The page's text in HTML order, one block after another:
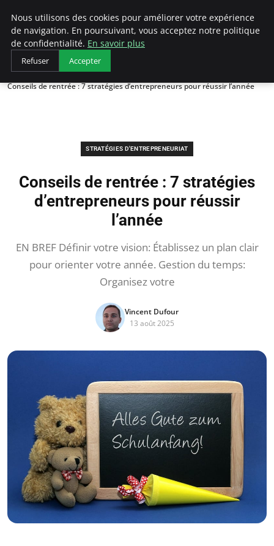
LECFCM
Accueil
Stratégies d'entrepreneuriat
Conseils de rentrée : 7 stratégies d’entrepreneurs pour réussir l’année
STRATÉGIES D'ENTREPRENEURIAT
Conseils de rentrée : 7 stratégies
d’entrepreneurs pour réussir
l’année
EN BREF Définir votre vision: Établissez un plan clair
pour orienter votre année. Gestion du temps:
Organisez votre
Vincent Dufour
13 août 2025
Nous utilisons des cookies pour améliorer votre expérience
de navigation. En poursuivant, vous acceptez notre politique
de confidentialité. En savoir plus
Refuser Accepter